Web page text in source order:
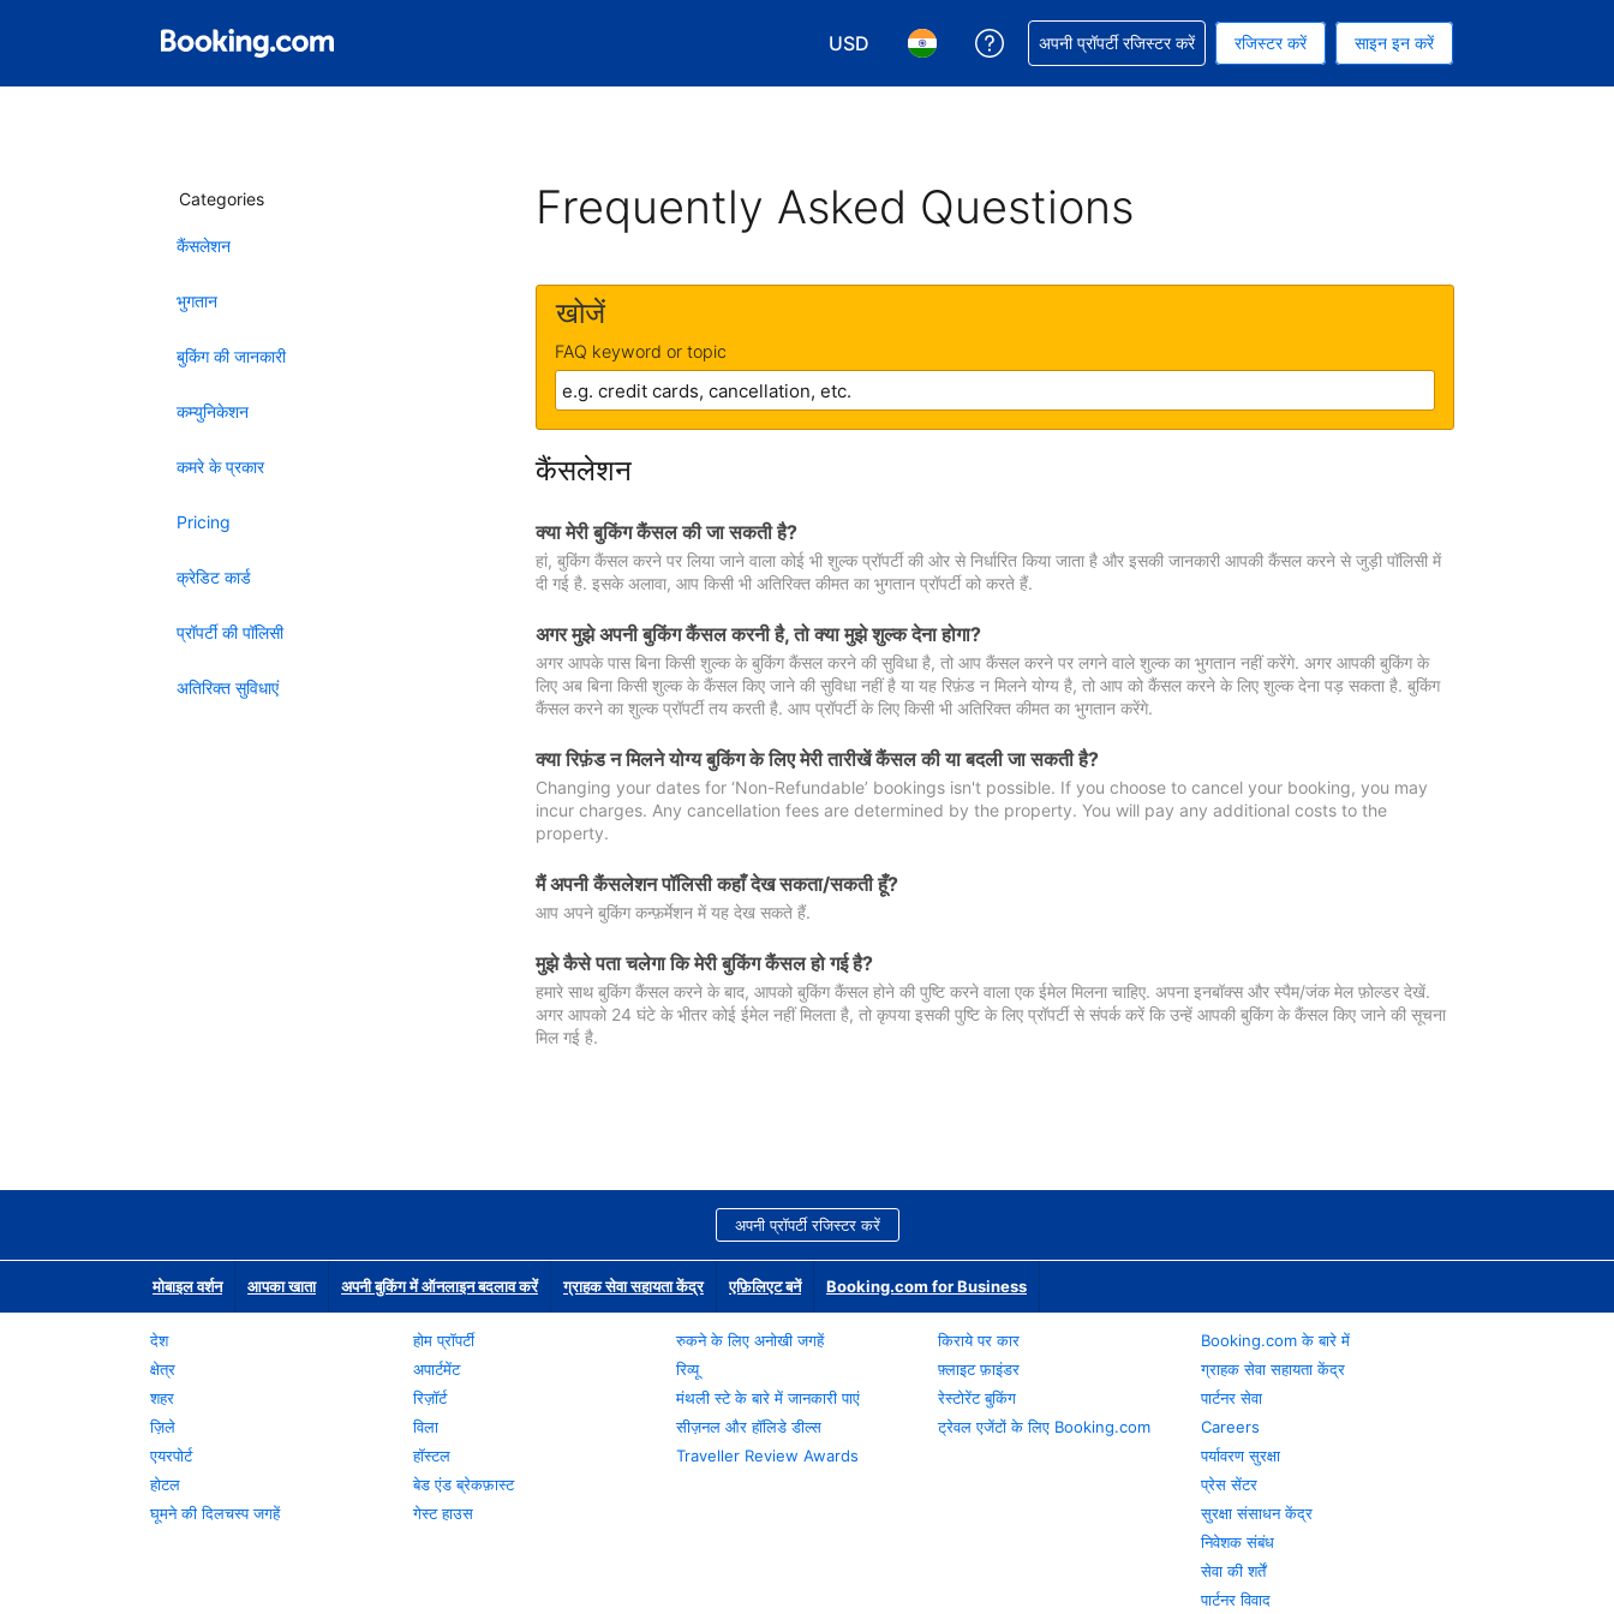
USD
अपनी करेंसी चुनें. आपने अभी USD करेंसी को चुना हुआ है
अपनी भाषा चुनें. आपने अभी हिन्दी भाषा को चुना हुआ है
अपनी बुकिंग में सहायता पाएं
अपनी प्रॉपर्टी रजिस्टर करें रजिस्टर करें साइन इन करें
Categories
कैंसलेशन
भुगतान
बुकिंग की जानकारी
कम्युनिकेशन
कमरे के प्रकार
Pricing
क्रेडिट कार्ड
प्रॉपर्टी की पॉलिसी
अतिरिक्त सुविधाएं
Frequently Asked Questions
खोजें
FAQ keyword or topic
कैंसलेशन
क्या मेरी बुकिंग कैंसल की जा सकती है?
हां, बुकिंग कैंसल करने पर लिया जाने वाला कोई भी शुल्क प्रॉपर्टी की ओर से निर्धारित किया जाता है और इसकी जानकारी आपकी कैंसल करने से जुड़ी पॉलिसी में
दी गई है. इसके अलावा, आप किसी भी अतिरिक्त कीमत का भुगतान प्रॉपर्टी को करते हैं.
अगर मुझे अपनी बुकिंग कैंसल करनी है, तो क्या मुझे शुल्क देना होगा?
अगर आपके पास बिना किसी शुल्क के बुकिंग कैंसल करने की सुविधा है, तो आप कैंसल करने पर लगने वाले शुल्क का भुगतान नहीं करेंगे. अगर आपकी बुकिंग के
लिए अब बिना किसी शुल्क के कैंसल किए जाने की सुविधा नहीं है या यह रिफ़ंड न मिलने योग्य है, तो आप को कैंसल करने के लिए शुल्क देना पड़ सकता है. बुकिंग
कैंसल करने का शुल्क प्रॉपर्टी तय करती है. आप प्रॉपर्टी के लिए किसी भी अतिरिक्त कीमत का भुगतान करेंगे.
क्या रिफ़ंड न मिलने योग्य बुकिंग के लिए मेरी तारीखें कैंसल की या बदली जा सकती है?
Changing your dates for ‘Non-Refundable’ bookings isn't possible. If you choose to cancel your booking, you may
incur charges. Any cancellation fees are determined by the property. You will pay any additional costs to the
property.
मैं अपनी कैंसलेशन पॉलिसी कहाँ देख सकता/सकती हूँ?
आप अपने बुकिंग कन्फ़र्मेशन में यह देख सकते हैं.
मुझे कैसे पता चलेगा कि मेरी बुकिंग कैंसल हो गई है?
हमारे साथ बुकिंग कैंसल करने के बाद, आपको बुकिंग कैंसल होने की पुष्टि करने वाला एक ईमेल मिलना चाहिए. अपना इनबॉक्स और स्पैम/जंक मेल फ़ोल्डर देखें.
अगर आपको 24 घंटे के भीतर कोई ईमेल नहीं मिलता है, तो कृपया इसकी पुष्टि के लिए प्रॉपर्टी से संपर्क करें कि उन्हें आपकी बुकिंग के कैंसल किए जाने की सूचना
मिल गई है.
अपनी प्रॉपर्टी रजिस्टर करें
मोबाइल वर्शन आपका खाता अपनी बुकिंग में ऑनलाइन बदलाव करें ग्राहक सेवा सहायता केंद्र एफ़िलिएट बनें Booking.com for Business
देश
क्षेत्र
शहर
ज़िले
एयरपोर्ट
होटल
घूमने की दिलचस्प जगहें
होम प्रॉपर्टी
अपार्टमेंट
रिज़ॉर्ट
विला
हॉस्टल
बेड एंड ब्रेकफ़ास्ट
गेस्ट हाउस
रुकने के लिए अनोखी जगहें
रिव्यू
मंथली स्टे के बारे में जानकारी पाएं
सीज़नल और हॉलिडे डील्स
Traveller Review Awards
किराये पर कार
फ़्लाइट फ़ाइंडर
रेस्टोरेंट बुकिंग
ट्रेवल एजेंटों के लिए Booking.com
Booking.com के बारे में
ग्राहक सेवा सहायता केंद्र
पार्टनर सेवा
Careers
पर्यावरण सुरक्षा
प्रेस सेंटर
सुरक्षा संसाधन केंद्र
निवेशक संबंध
सेवा की शर्तें
पार्टनर विवाद